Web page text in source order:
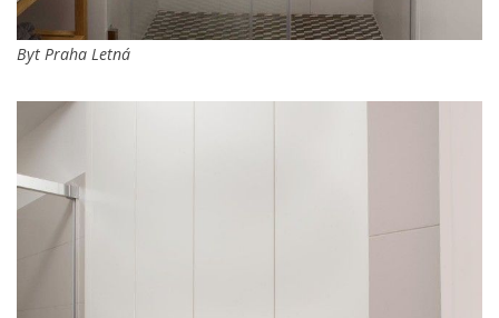
Byt Praha Letná